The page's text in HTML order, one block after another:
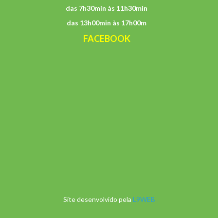
das 7h30min às 11h30min
das 13h00min às 17h00m
FACEBOOK
Site desenvolvido pela L9WEB